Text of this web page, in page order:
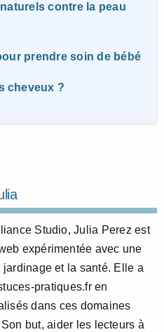
contre la peau
prendre soin de bébé
cheveux ?
Studio, Julia Perez est
expérimentée avec une
jardinage et la santé. Elle a
pratiques.fr en
dans ces domaines
but, aider les lecteurs à